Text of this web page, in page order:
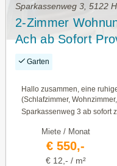
Sparkassenweg 3, 5122
2-Zimmer
Ach ab Sofort
Garten
Hallo zusammen, eine
(Schlafzimmer,
Sparkassenweg 3 ab sofort
Miete / Monat
€ 550,-
€ 12,- / m²